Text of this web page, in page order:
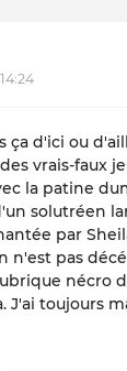
ça d'ici ou
vrais-faux
la patine
solutréen
par
n'est pas
nécro
J'ai toujours